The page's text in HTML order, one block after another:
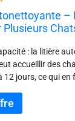
–
Plusieurs
: la litière
accueillir des
12 jours, ce qui
du chat : cette
plan. Équipé de